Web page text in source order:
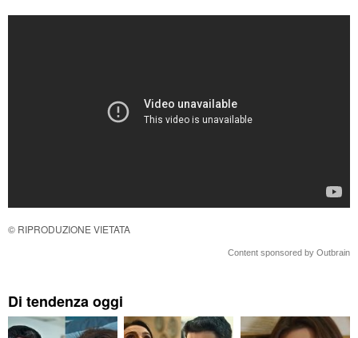
© RIPRODUZIONE VIETATA
Content sponsored by Outbrain
Di tendenza oggi